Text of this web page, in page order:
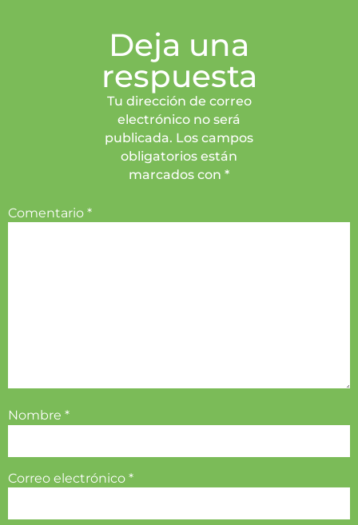
Deja una
respuesta
Tu dirección de correo
electrónico no será
publicada. Los campos
obligatorios están
marcados con *
Comentario *
Nombre *
Correo electrónico *